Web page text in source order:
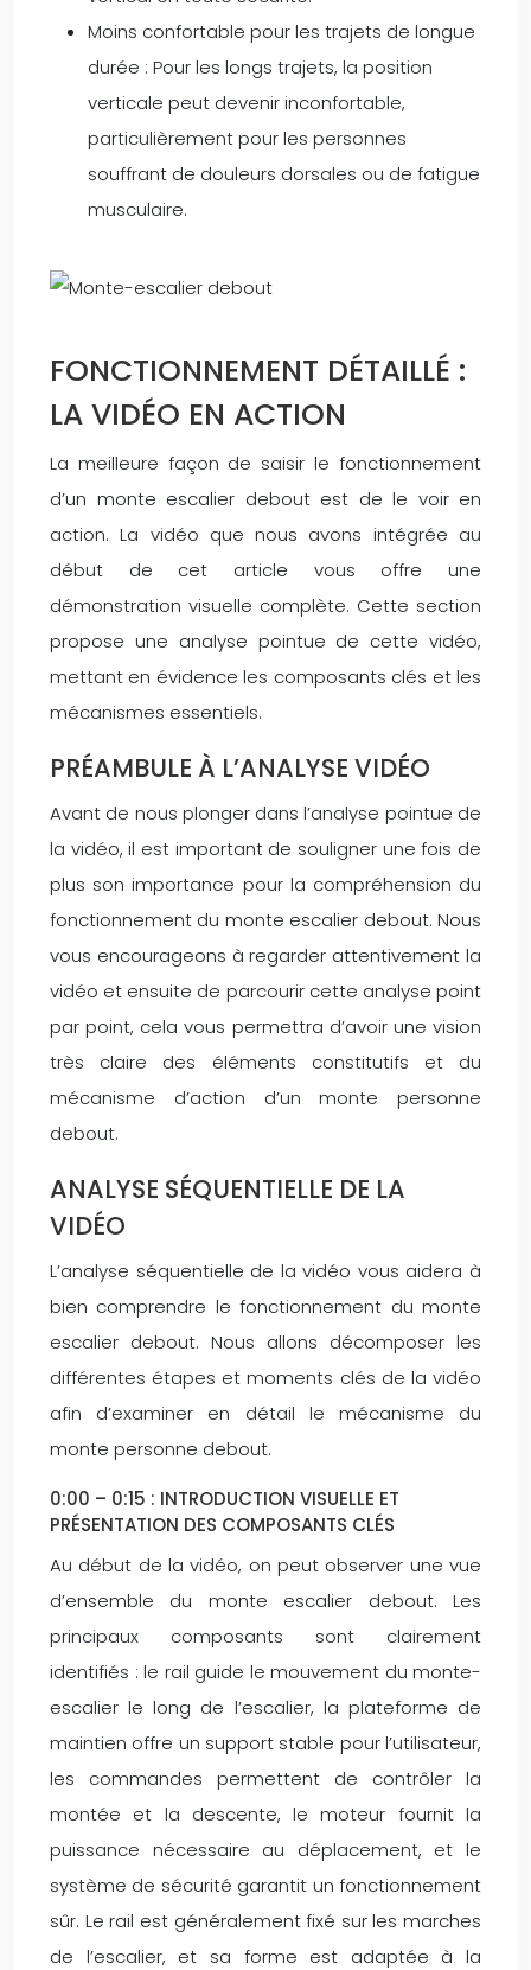
Moins confortable pour les trajets de longue
durée : Pour les longs trajets, la position
verticale peut devenir inconfortable,
particulièrement pour les personnes
souffrant de douleurs dorsales ou de fatigue
musculaire.
FONCTIONNEMENT DÉTAILLÉ :
LA VIDÉO EN ACTION
La meilleure façon de saisir le fonctionnement
d’un monte escalier debout est de le voir en
action. La vidéo que nous avons intégrée au
début de cet article vous offre une
démonstration visuelle complète. Cette section
propose une analyse pointue de cette vidéo,
mettant en évidence les composants clés et les
mécanismes essentiels.
PRÉAMBULE À L’ANALYSE VIDÉO
Avant de nous plonger dans l’analyse pointue de
la vidéo, il est important de souligner une fois de
plus son importance pour la compréhension du
fonctionnement du monte escalier debout. Nous
vous encourageons à regarder attentivement la
vidéo et ensuite de parcourir cette analyse point
par point, cela vous permettra d’avoir une vision
très claire des éléments constitutifs et du
mécanisme d’action d’un monte personne
debout.
ANALYSE SÉQUENTIELLE DE LA
VIDÉO
L’analyse séquentielle de la vidéo vous aidera à
bien comprendre le fonctionnement du monte
escalier debout. Nous allons décomposer les
différentes étapes et moments clés de la vidéo
afin d’examiner en détail le mécanisme du
monte personne debout.
0:00 – 0:15 : INTRODUCTION VISUELLE ET
PRÉSENTATION DES COMPOSANTS CLÉS
Au début de la vidéo, on peut observer une vue
d’ensemble du monte escalier debout. Les
principaux composants sont clairement
identifiés : le rail guide le mouvement du monte-
escalier le long de l’escalier, la plateforme de
maintien offre un support stable pour l’utilisateur,
les commandes permettent de contrôler la
montée et la descente, le moteur fournit la
puissance nécessaire au déplacement, et le
système de sécurité garantit un fonctionnement
sûr. Le rail est généralement fixé sur les marches
de l’escalier, et sa forme est adaptée à la